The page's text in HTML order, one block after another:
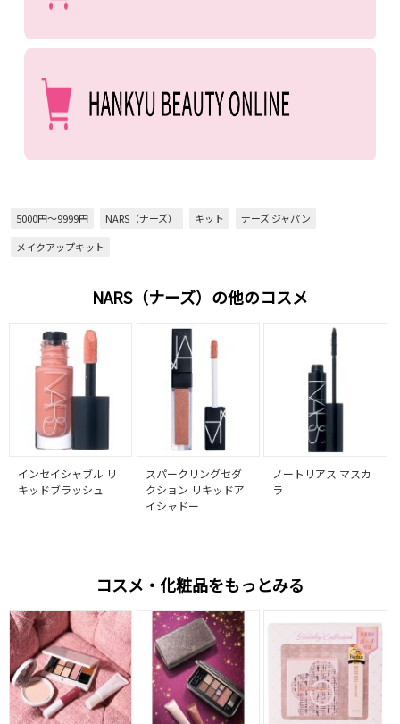
5000円～9999円 NARS（ナーズ） キット
ナーズ ジャパン
メイクアップキット
NARS（ナーズ）の他のコスメ
インセイシャブル リ
キッドブラッシュ
スパークリングセダ
クション リキッドア
イシャドー
ノートリアス マスカ
ラ
コスメ・化粧品をもっとみる